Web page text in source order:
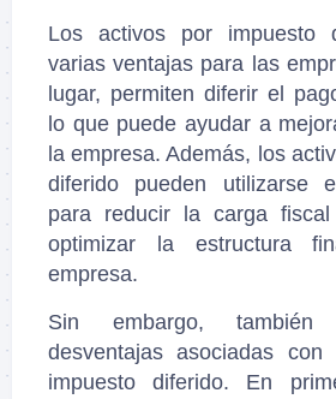
Los activos por impuesto
varias ventajas para las
lugar, permiten diferir el
lo que puede ayudar a
la empresa. Además, los
diferido pueden utilizarse
para reducir la carga
optimizar la estructura
empresa.
Sin embargo, también
desventajas asociadas
impuesto diferido. En